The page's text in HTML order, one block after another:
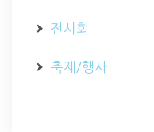
전시회
축제/행사